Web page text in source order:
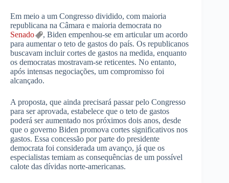
Em meio a um Congresso dividido, com maioria
republicana na Câmara e maioria democrata no
Senado
, Biden empenhou-se em articular um acordo
para aumentar o teto de gastos do país. Os republicanos
buscavam incluir cortes de gastos na medida, enquanto
os democratas mostravam-se reticentes. No entanto,
após intensas negociações, um compromisso foi
alcançado.
A proposta, que ainda precisará passar pelo Congresso
para ser aprovada, estabelece que o teto de gastos
poderá ser aumentado nos próximos dois anos, desde
que o governo Biden promova cortes significativos nos
gastos. Essa concessão por parte do presidente
democrata foi considerada um avanço, já que os
especialistas temiam as consequências de um possível
calote das dívidas norte-americanas.